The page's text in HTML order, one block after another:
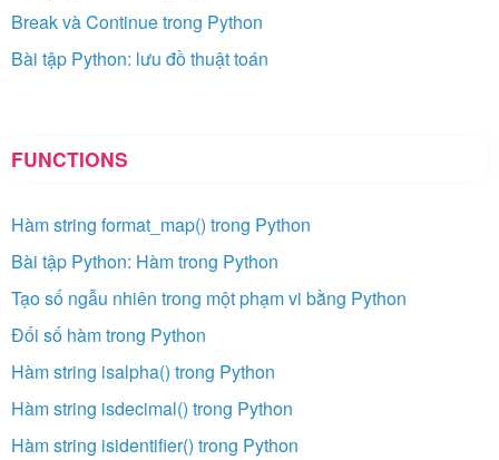
Break và Continue trong Python
Bài tập Python: lưu đồ thuật toán
FUNCTIONS
Hàm string format_map() trong Python
Bài tập Python: Hàm trong Python
Tạo số ngẫu nhiên trong một phạm vi bằng Python
Đối số hàm trong Python
Hàm string isalpha() trong Python
Hàm string isdecimal() trong Python
Hàm string isidentifier() trong Python